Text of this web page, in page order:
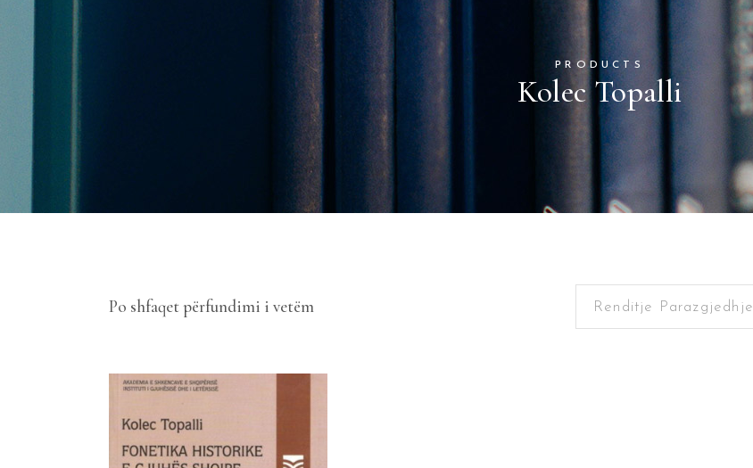
PRODUCTS
Kolec Topalli
Po shfaqet përfundimi i vetëm Renditje Parazgjedhje